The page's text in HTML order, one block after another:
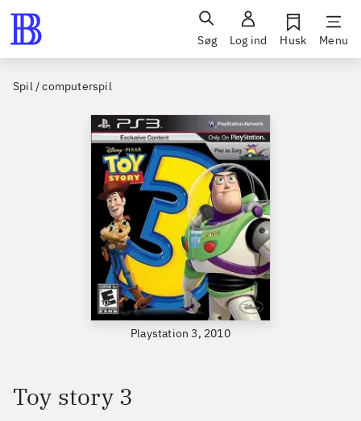
Søg Log ind Husk Menu
Spil / computerspil
Playstation 3, 2010
Toy story 3